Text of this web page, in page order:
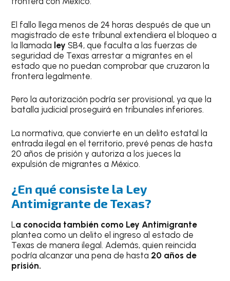
El fallo llega menos de 24 horas después de que un
magistrado de este tribunal extendiera el bloqueo a
la llamada ley SB4, que faculta a las fuerzas de
seguridad de Texas arrestar a migrantes en el
estado que no puedan comprobar que cruzaron la
frontera legalmente.
Pero la autorización podría ser provisional, ya que la
batalla judicial proseguirá en tribunales inferiores.
La normativa, que convierte en un delito estatal la
entrada ilegal en el territorio, prevé penas de hasta
20 años de prisión y autoriza a los jueces la
expulsión de migrantes a México.
¿En qué consiste la Ley
Antimigrante de Texas?
La conocida también como Ley Antimigrante
plantea como un delito el ingreso al estado de
Texas de manera ilegal. Además, quien reincida
podría alcanzar una pena de hasta 20 años de
prisión.